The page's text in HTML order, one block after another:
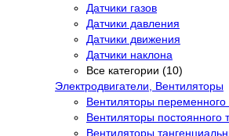
Датчики газов
Датчики давления
Датчики движения
Датчики наклона
Все категории (10)
Электродвигатели, Вентиляторы
Вентиляторы переменного
Вентиляторы постоянного
Вентиляторы